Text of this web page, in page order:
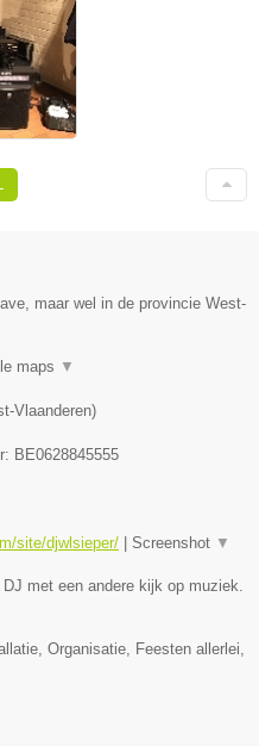
maar wel in de provincie West-
maps ▼
Vlaanderen)
BE0628845555
site/djwlsieper/ Screenshot ▼
met een andere kijk op muziek.
Organisatie, Feesten allerlei,